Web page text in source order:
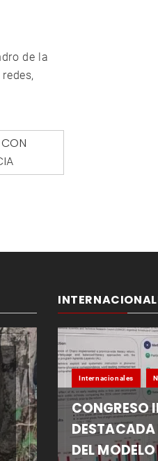
de la
Internacionales
CONGRESO
DESTACADA
DEL MODELO